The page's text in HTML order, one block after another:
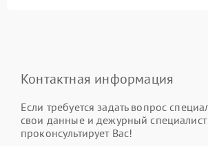
Контактная информация
Если требуется задать вопрос
свои данные и дежурный специалист
проконсультирует Вас!